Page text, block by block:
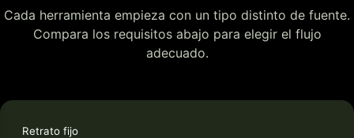
Cada herramienta empieza con un tipo distinto de fuente.
Compara los requisitos abajo para elegir el flujo
adecuado.
Retrato fijo